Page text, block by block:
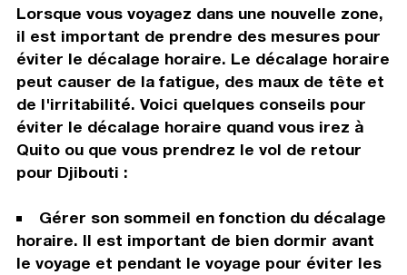
Lorsque vous voyagez dans une nouvelle zone,
il est important de prendre des mesures pour
éviter le décalage horaire. Le décalage horaire
peut causer de la fatigue, des maux de tête et
de l'irritabilité. Voici quelques conseils pour
éviter le décalage horaire quand vous irez à
Quito ou que vous prendrez le vol de retour
pour Djibouti :
Gérer son sommeil en fonction du décalage
horaire. Il est important de bien dormir avant
le voyage et pendant le voyage pour éviter les